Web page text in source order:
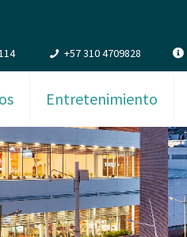
+57 310 4709828
Entretenimiento